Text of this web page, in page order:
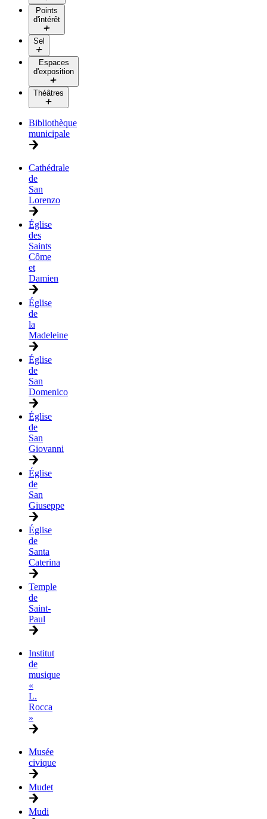
Points
d'intérêt
Sel
Espaces
d'exposition
Théâtres
Bibliothèque
municipale
Cathédrale
de
San
Lorenzo
Église
des
Saints
Côme
et
Damien
Église
de
la
Madeleine
Église
de
San
Domenico
Église
de
San
Giovanni
Église
de
San
Giuseppe
Église
de
Santa
Caterina
Temple
de
Saint-
Paul
Institut
de
musique
«
L.
Rocca
»
Musée
civique
Mudet
Mudi